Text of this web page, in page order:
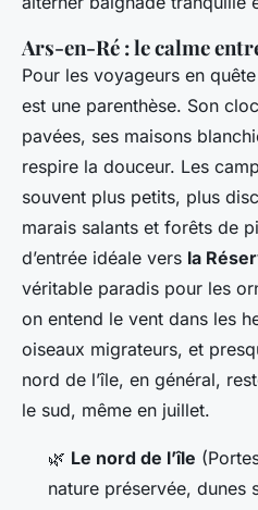
Ars-en-Ré : le calme
Pour les voyageurs en
est une parenthèse. Son
pavées, ses maisons
respire la douceur. Les
souvent plus petits, plus
marais salants et forêts de
d’entrée idéale vers la
véritable paradis pour les
on entend le vent dans les
oiseaux migrateurs, et
nord de l’île, en général,
le sud, même en juillet.
🌿 Le nord de l’île
nature préservée, dunes